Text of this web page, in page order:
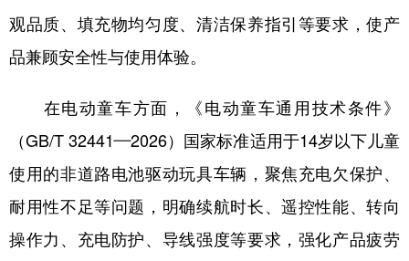
公益 一带一路 亚太网 上市公司
文化产业
北京 天津 河北 山西
辽宁 吉林 上海 江苏
浙江 安徽 福建 江西
观品质、填充物均匀度、清洁保养指引等要求，使产
品兼顾安全性与使用体验。
在电动童车方面，《电动童车通用技术条件》
（GB/T 32441—2026）国家标准适用于14岁以下儿童
使用的非道路电池驱动玩具车辆，聚焦充电欠保护、
耐用性不足等问题，明确续航时长、遥控性能、转向
操作力、充电防护、导线强度等要求，强化产品疲劳